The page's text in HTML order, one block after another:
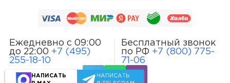
Ежедневно с 09:00
до 22:00 +7 (495)
255-18-10
Бесплатный звонок
по РФ +7 (800) 775-
71-06
НАПИСАТЬ
НАПИСАТЬ